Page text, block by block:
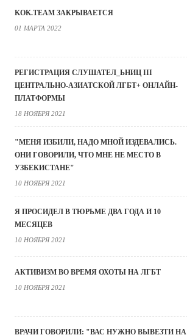
KOK.TEAM ЗАКРЫВАЕТСЯ
01 МАРТА 2022
РЕГИСТРАЦИЯ СЛУШАТЕЛ_ЬНИЦ III
ЦЕНТРАЛЬНО-АЗИАТСКОЙ ЛГБТ+ ОНЛАЙН-
ПЛАТФОРМЫ
18 НОЯБРЯ 2021
"МЕНЯ ИЗБИЛИ, НАДО МНОЙ ИЗДЕВАЛИСЬ.
ОНИ ГОВОРИЛИ, ЧТО МНЕ НЕ МЕСТО В
УЗБЕКИСТАНЕ"
10 НОЯБРЯ 2021
Я ПРОСИДЕЛ В ТЮРЬМЕ ДВА ГОДА И 10
МЕСЯЦЕВ
10 НОЯБРЯ 2021
АКТИВИЗМ ВО ВРЕМЯ ОХОТЫ НА ЛГБТ
10 НОЯБРЯ 2021
ВРАЧИ ГОВОРИЛИ: "ВАС НУЖНО ВЫВЕЗТИ НА